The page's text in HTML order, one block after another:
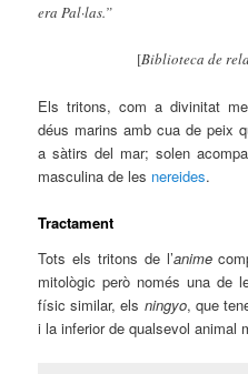
era Pal·las.”
[Biblioteca de
Els tritons, com a divinitat
déus marins amb cua de peix
a sàtirs del mar; solen
masculina de les nereides.
Tractament
Tots els tritons de l’anime
mitològic però només una de
físic similar, els ningyo, que
i la inferior de qualsevol animal